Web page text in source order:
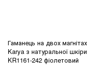
Гаманець на двох магнітах
Karya з натуральної шкіри
KR1161-242 фіолетовий